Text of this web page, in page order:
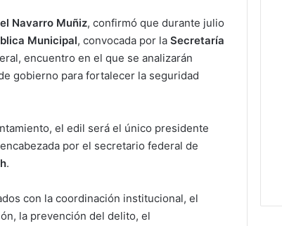
Navarro Muñiz, confirmó que durante julio
Municipal, convocada por la Secretaría
encuentro en el que se analizarán
gobierno para fortalecer la seguridad
el edil será el único presidente
por el secretario federal de
.
con la coordinación institucional, el
la prevención del delito, el